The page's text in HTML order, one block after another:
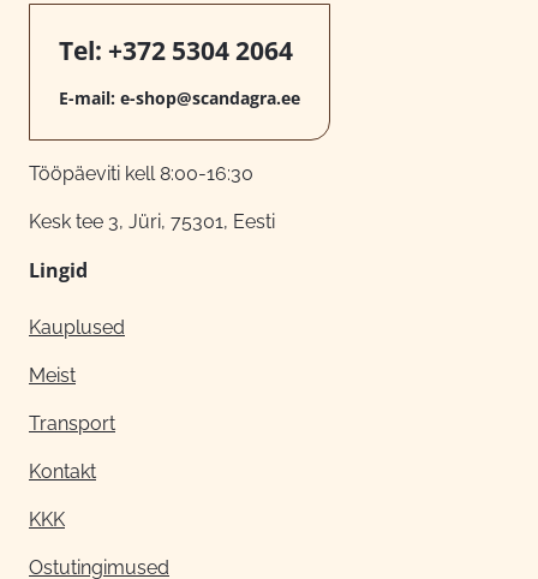
Tel: +372 5304 2064
E-mail: e-shop@scandagra.ee
Tööpäeviti kell 8:00-16:30
Kesk tee 3, Jüri, 75301, Eesti
Lingid
Kauplused
Meist
Transport
Kontakt
KKK
Ostutingimused